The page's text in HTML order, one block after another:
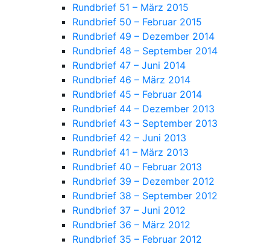
Rundbrief 51 – März 2015
Rundbrief 50 – Februar 2015
Rundbrief 49 – Dezember 2014
Rundbrief 48 – September 2014
Rundbrief 47 – Juni 2014
Rundbrief 46 – März 2014
Rundbrief 45 – Februar 2014
Rundbrief 44 – Dezember 2013
Rundbrief 43 – September 2013
Rundbrief 42 – Juni 2013
Rundbrief 41 – März 2013
Rundbrief 40 – Februar 2013
Rundbrief 39 – Dezember 2012
Rundbrief 38 – September 2012
Rundbrief 37 – Juni 2012
Rundbrief 36 – März 2012
Rundbrief 35 – Februar 2012